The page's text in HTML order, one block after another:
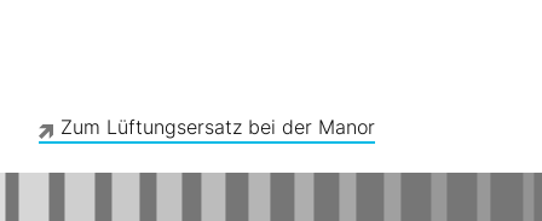
Zum Lüftungsersatz bei der Manor